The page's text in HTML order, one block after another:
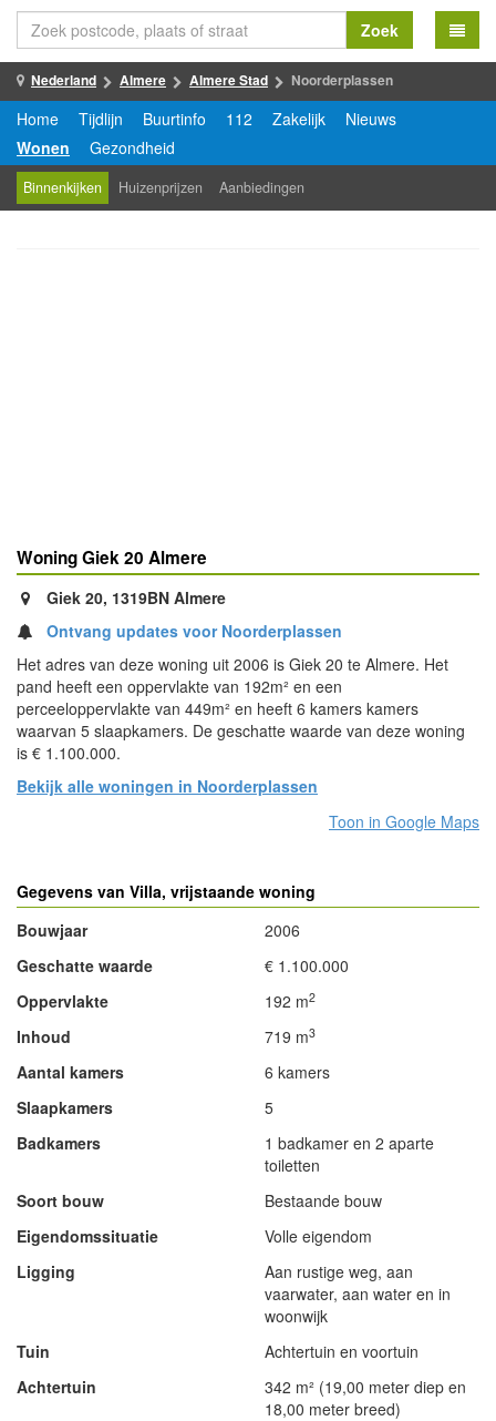
Zoek
Nederland Almere Almere Stad Noorderplassen
Home Tijdlijn Buurtinfo 112 Zakelijk
Nieuws
Wonen
Gezondheid
Binnenkijken Huizenprijzen Aanbiedingen
Woning Giek 20 Almere
Giek 20, 1319BN Almere
Ontvang updates voor Noorderplassen
Het adres van deze woning uit 2006 is Giek 20 te Almere. Het
pand heeft een oppervlakte van 192m² en een
perceeloppervlakte van 449m² en heeft 6 kamers kamers
waarvan 5 slaapkamers. De geschatte waarde van deze woning
is € 1.100.000.
Bekijk alle woningen in Noorderplassen
Toon in Google Maps
Gegevens van Villa, vrijstaande woning
Bouwjaar
2006
Geschatte waarde
€ 1.100.000
Oppervlakte
192 m2
Inhoud 719 m3
Aantal kamers
6 kamers
Slaapkamers
5
Badkamers
1 badkamer en 2 aparte
toiletten
Soort bouw
Bestaande bouw
Eigendomssituatie
Volle eigendom
Ligging
Aan rustige weg, aan
vaarwater, aan water en in
woonwijk
Tuin
Achtertuin en voortuin
Achtertuin
342 m² (19,00 meter diep en
18,00 meter breed)